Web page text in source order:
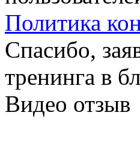
Политика
Спасибо,
тренинга в
Видео отзыв